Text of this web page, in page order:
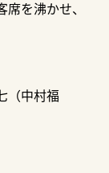
を沸かせ、
（中村福